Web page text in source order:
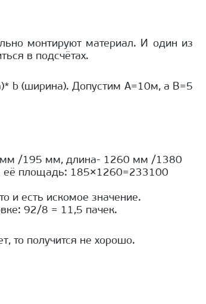
монтируют материал. И один из
в подсчётах.
b (ширина). Допустим A=10м, а B=5
мм /195 мм, длина- 1260 мм /1380
её площадь: 185×1260=233100
и есть искомое значение.
92/8 = 11,5 пачек.
то получится не хорошо.